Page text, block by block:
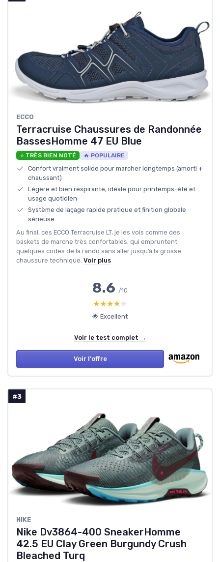
ECCO
Terracruise Chaussures de Randonnée
BassesHomme 47 EU Blue
⭐ TRÈS BIEN NOTÉ 🔥 POPULAIRE
Confort vraiment solide pour marcher longtemps (amorti +
chaussant)
Légère et bien respirante, idéale pour printemps-été et
usage quotidien
Système de laçage rapide pratique et finition globale
sérieuse
Au final, ces ECCO Terracruise LT, je les vois comme des
baskets de marche très confortables, qui empruntent
quelques codes de la rando sans aller jusqu’à la grosse
chaussure technique. Voir plus
8.6 /10
★★★★★
★★★★★
🌟 Excellent
Voir le test complet →
Voir l'offre
#3
NIKE
Nike Dv3864-400 SneakerHomme
42.5 EU Clay Green Burgundy Crush
Bleached Turq